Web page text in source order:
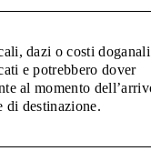
dazi o costi doganali
e potrebbero dover
al momento
di destinazione.